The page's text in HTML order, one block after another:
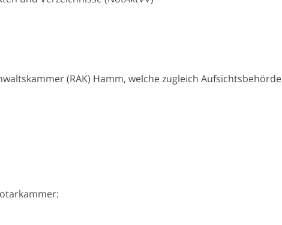
(RAK) Hamm, welche zugleich